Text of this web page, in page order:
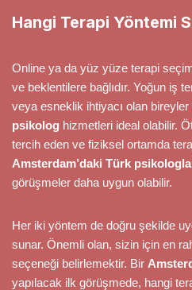
Hangi Terapi Yöntemi
Online ya da yüz yüze terapi
ve beklentilere bağlıdır. Yoğun iş
veya esneklik ihtiyacı olan bireyler
psikolog hizmetleri ideal olabilir.
tercih eden ve fiziksel ortamda
Amsterdam’daki Türk
görüşmeler daha uygun olabilir.
Her iki yöntem de doğru şekilde
sunar. Önemli olan, sizin için en
seçeneği belirlemektir. Bir
yapılacak ilk görüşmede, hangi